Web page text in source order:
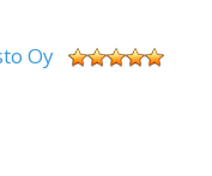
Oy